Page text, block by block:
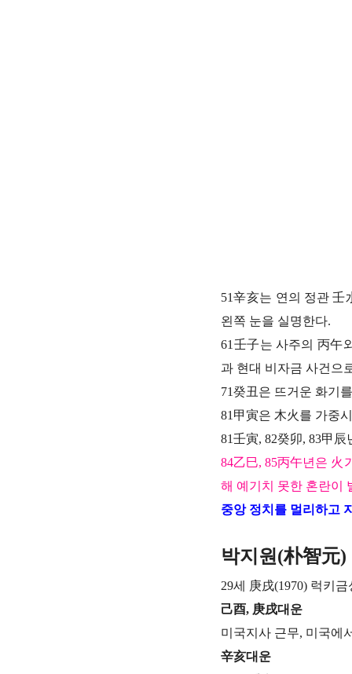
51辛亥는 연의 정관 壬
왼쪽 눈을 실명한다.
61壬子는 사주의 丙午
과 현대 비자금 사건으
71癸丑은 뜨거운 화기
81甲寅은 木火를 가중
81壬寅, 82癸卯, 83甲
84乙巳, 85丙午년은 火
해 예기치 못한 혼란이
중앙 정치를 멀리하고
박지원(朴智元)
29세 庚戌(1970) 럭키
己酉, 庚戌대운
미국지사 근무, 미국에
辛亥대운